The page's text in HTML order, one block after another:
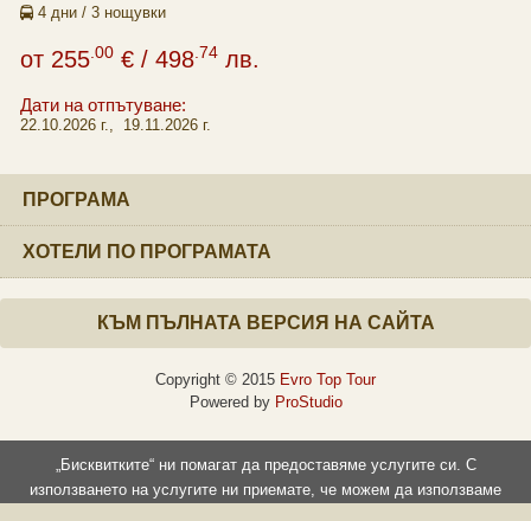
4 дни / 3 нощувки
от 255 .00 € / 498 .74 лв.
Дати на отпътуване:
22.10.2026 г., 19.11.2026 г.
ПРОГРАМА
ХОТЕЛИ ПО ПРОГРАМАТА
КЪМ ПЪЛНАТА ВЕРСИЯ НА САЙТА
Copyright © 2015 Evro Top Tour
Powered by ProStudio
„Бисквитките“ ни помагат да предоставяме услугите си. С
използването на услугите ни приемате, че можем да използваме